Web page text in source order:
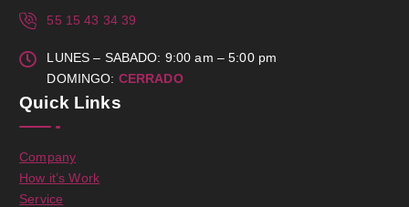
55 15 43 34 39
LUNES – SABADO: 9:00 am – 5:00 pm
DOMINGO: CERRADO
Quick Links
Company
How it’s Work
Service